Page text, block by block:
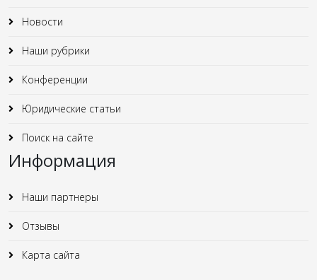
Новости
Наши рубрики
Конференции
Юридические статьи
Поиск на сайте
Информация
Наши партнеры
Отзывы
Карта сайта